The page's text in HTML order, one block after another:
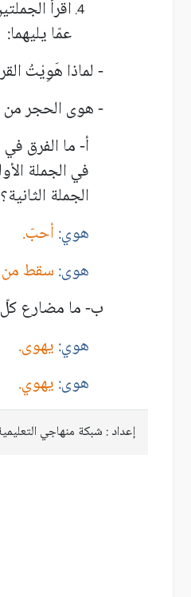
اقرأ
عمّا يليهما:
- لماذا هَوِيْتُ
- هوى الحجر من
أ- ما الفرق
في الجملة
الجملة الثانية؟
هوي:أحبّ.
هوى:سقط من
ب- ما مضارع كلّ
هوي:يهوى.
هوى:يهوي.
إعداد : شبكة منهاجي